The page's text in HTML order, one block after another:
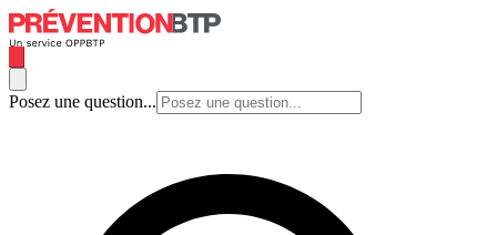
Posez une question...